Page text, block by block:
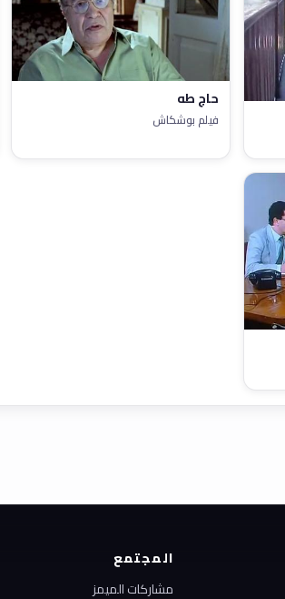
حاج طه
فيلم بوشكاش
المجتمع
مشاركات الميمز